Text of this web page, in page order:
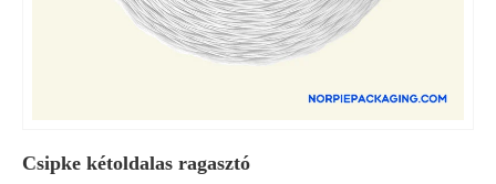
Csipke kétoldalas ragasztó